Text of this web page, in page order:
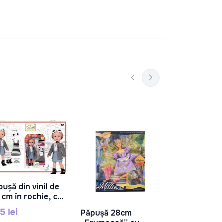
În Coș
din vinil de
în rochie, cu
A932F
lei În Coș
Păpușă 28cm